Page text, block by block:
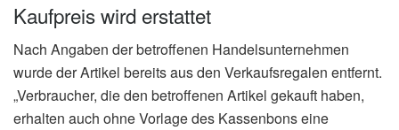
Kaufpreis wird erstattet
Nach Angaben der betroffenen Handelsunternehmen
wurde der Artikel bereits aus den Verkaufsregalen entfernt.
„Verbraucher, die den betroffenen Artikel gekauft haben,
erhalten auch ohne Vorlage des Kassenbons eine